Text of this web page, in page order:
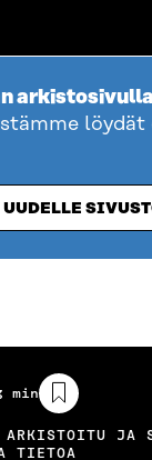
löydät
lukuaika
min
ARKISTOITU JA
TIETOA